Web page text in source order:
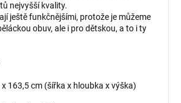
nejvyšší kvality.
ještě funkčnějšími, protože je můžeme
obuv, ale i pro dětskou, a to i ty
x 163,5 cm (šířka x hloubka x výška)